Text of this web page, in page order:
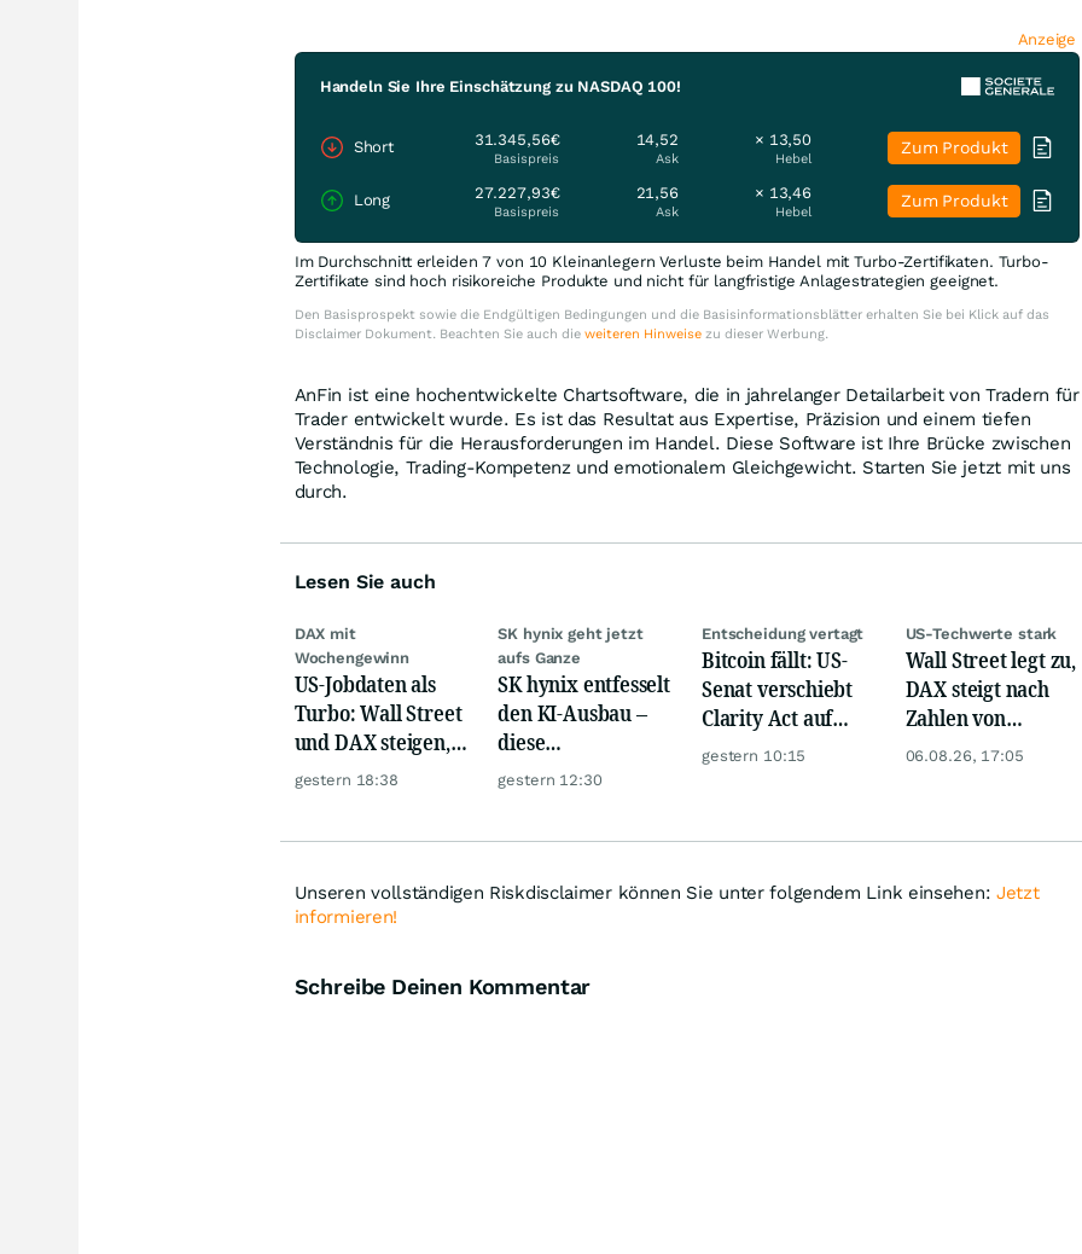
Anzeige
Handeln Sie Ihre Einschätzung zu NASDAQ 100!
Short 31.345,56€
Basispreis
14,52
Ask
× 13,50
Hebel
Zum Produkt
Long 27.227,93€
Basispreis
21,56
Ask
× 13,46
Hebel
Zum Produkt
Im Durchschnitt erleiden 7 von 10 Kleinanlegern Verluste beim Handel mit Turbo-Zertifikaten. Turbo-
Zertifikate sind hoch risikoreiche Produkte und nicht für langfristige Anlagestrategien geeignet.
Den Basisprospekt sowie die Endgültigen Bedingungen und die Basisinformationsblätter erhalten Sie bei Klick auf das
Disclaimer Dokument. Beachten Sie auch die weiteren Hinweisezu dieser Werbung.
AnFin ist eine hochentwickelte Chartsoftware, die in jahrelanger Detailarbeit von Tradern für
Trader entwickelt wurde. Es ist das Resultat aus Expertise, Präzision und einem tiefen
Verständnis für die Herausforderungen im Handel. Diese Software ist Ihre Brücke zwischen
Technologie, Trading-Kompetenz und emotionalem Gleichgewicht. Starten Sie jetzt mit uns
durch.
Lesen Sie auch
DAX mit
Wochengewinn
US-Jobdaten als
Turbo: Wall Street
und DAX steigen,
Gold glänzt
gestern 18:38
SK hynix geht jetzt
aufs Ganze
SK hynix entfesselt
den KI-Ausbau –
diese
Milliardenwette ist
gestern 12:30
Entscheidung vertagt
Bitcoin fällt: US-
Senat verschiebt
Clarity Act auf
September
gestern 10:15
US-Techwerte stark
Wall Street legt zu,
DAX steigt nach
Zahlen von
Telekom, Henkel
06.08.26, 17:05
Unseren vollständigen Riskdisclaimer können Sie unter folgendem Link einsehen: Jetzt
informieren!
Schreibe Deinen Kommentar